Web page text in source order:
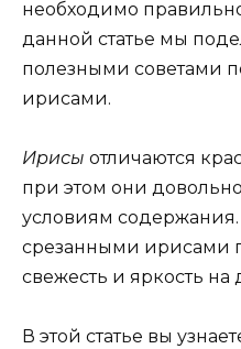
необходимо
данной статье мы
полезными советами
ирисами.
Ирисы отличаются
при этом они
условиям
срезанными ирисами
свежесть и яркость на
В этой статье вы